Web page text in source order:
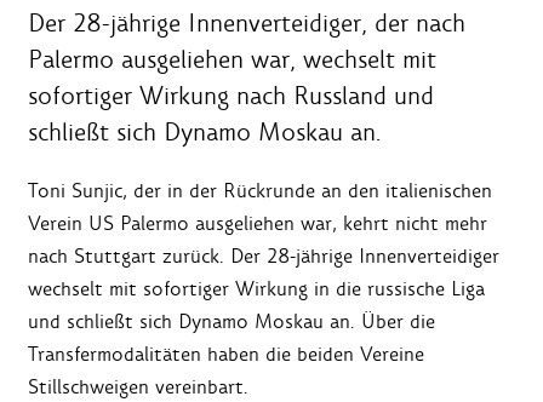
Der 28-jährige Innenverteidiger, der nach
Palermo ausgeliehen war, wechselt mit
sofortiger Wirkung nach Russland und
schließt sich Dynamo Moskau an.
Toni Sunjic, der in der Rückrunde an den italienischen
Verein US Palermo ausgeliehen war, kehrt nicht mehr
nach Stuttgart zurück. Der 28-jährige Innenverteidiger
wechselt mit sofortiger Wirkung in die russische Liga
und schließt sich Dynamo Moskau an. Über die
Transfermodalitäten haben die beiden Vereine
Stillschweigen vereinbart.